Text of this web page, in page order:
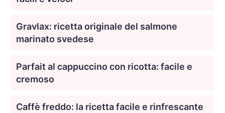
Gravlax: ricetta originale del salmone
marinato svedese
Parfait al cappuccino con ricotta: facile e
cremoso
Caffè freddo: la ricetta facile e rinfrescante